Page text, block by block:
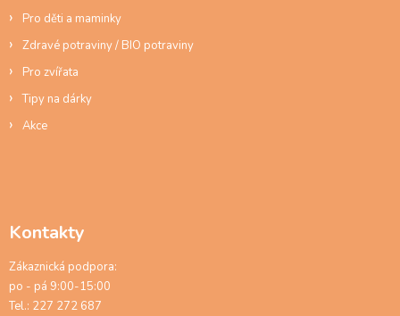
Pro děti a maminky
Zdravé potraviny / BIO potraviny
Pro zvířata
Tipy na dárky
Akce
Kontakty
Zákaznická podpora:
po - pá 9:00-15:00
Tel.: 227 272 687